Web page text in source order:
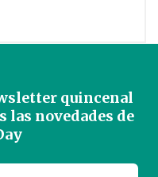
quincenal
las novedades de